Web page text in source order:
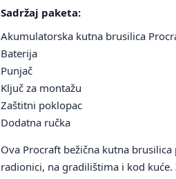
Sadržaj paketa:
Akumulatorska kutna brusilica
Baterija
Punjač
Ključ za montažu
Zaštitni poklopac
Dodatna ručka
Ova Procraft bežična kutna
radionici, na gradilištima i kod